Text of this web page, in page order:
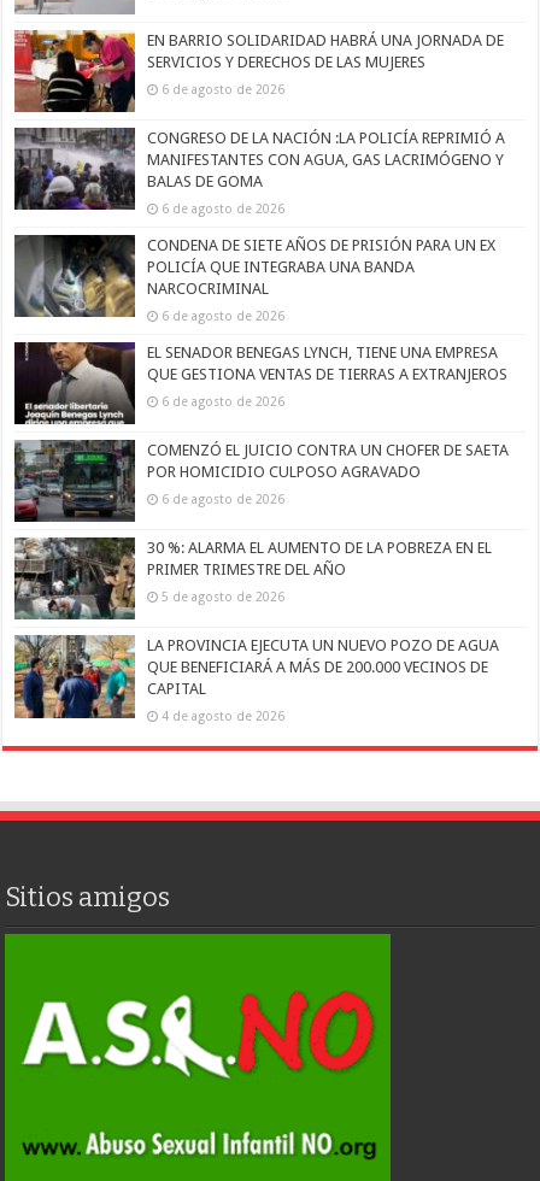
EN BARRIO SOLIDARIDAD HABRÁ UNA JORNADA DE
SERVICIOS Y DERECHOS DE LAS MUJERES
6 de agosto de 2026
CONGRESO DE LA NACIÓN :LA POLICÍA REPRIMIÓ A
MANIFESTANTES CON AGUA, GAS LACRIMÓGENO Y
BALAS DE GOMA
6 de agosto de 2026
CONDENA DE SIETE AÑOS DE PRISIÓN PARA UN EX
POLICÍA QUE INTEGRABA UNA BANDA
NARCOCRIMINAL
6 de agosto de 2026
EL SENADOR BENEGAS LYNCH, TIENE UNA EMPRESA
QUE GESTIONA VENTAS DE TIERRAS A EXTRANJEROS
6 de agosto de 2026
COMENZÓ EL JUICIO CONTRA UN CHOFER DE SAETA
POR HOMICIDIO CULPOSO AGRAVADO
6 de agosto de 2026
30 %: ALARMA EL AUMENTO DE LA POBREZA EN EL
PRIMER TRIMESTRE DEL AÑO
5 de agosto de 2026
LA PROVINCIA EJECUTA UN NUEVO POZO DE AGUA
QUE BENEFICIARÁ A MÁS DE 200.000 VECINOS DE
CAPITAL
4 de agosto de 2026
Sitios amigos